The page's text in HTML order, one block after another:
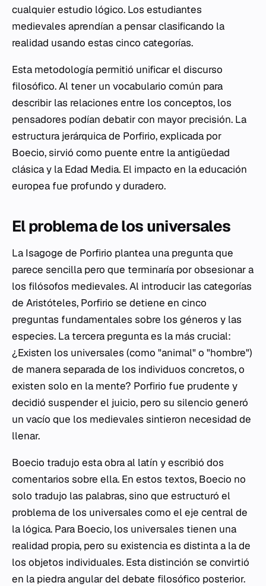
cualquier estudio lógico. Los estudiantes
medievales aprendían a pensar clasificando la
realidad usando estas cinco categorías.
Esta metodología permitió unificar el discurso
filosófico. Al tener un vocabulario común para
describir las relaciones entre los conceptos, los
pensadores podían debatir con mayor precisión. La
estructura jerárquica de Porfirio, explicada por
Boecio, sirvió como puente entre la antigüedad
clásica y la Edad Media. El impacto en la educación
europea fue profundo y duradero.
El problema de los universales
La Isagoge de Porfirio plantea una pregunta que
parece sencilla pero que terminaría por obsesionar a
los filósofos medievales. Al introducir las categorías
de Aristóteles, Porfirio se detiene en cinco
preguntas fundamentales sobre los géneros y las
especies. La tercera pregunta es la más crucial:
¿Existen los universales (como "animal" o "hombre")
de manera separada de los individuos concretos, o
existen solo en la mente? Porfirio fue prudente y
decidió suspender el juicio, pero su silencio generó
un vacío que los medievales sintieron necesidad de
llenar.
Boecio tradujo esta obra al latín y escribió dos
comentarios sobre ella. En estos textos, Boecio no
solo tradujo las palabras, sino que estructuró el
problema de los universales como el eje central de
la lógica. Para Boecio, los universales tienen una
realidad propia, pero su existencia es distinta a la de
los objetos individuales. Esta distinción se convirtió
en la piedra angular del debate filosófico posterior.